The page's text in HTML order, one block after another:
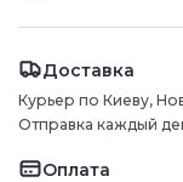
Доставка
Курьер по Киеву,
Отправка каждый
Оплата